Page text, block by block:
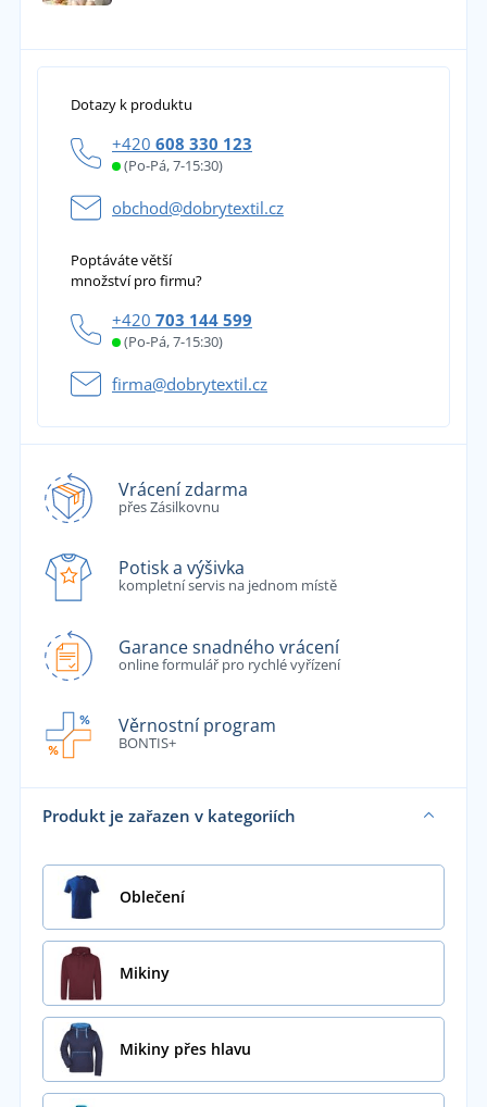
Dotazy k produktu
+420 608 330 123
(Po-Pá, 7-15:30)
obchod@dobrytextil.cz
Poptáváte větší
množství pro firmu?
+420 703 144 599
(Po-Pá, 7-15:30)
firma@dobrytextil.cz
Vrácení zdarma
přes Zásilkovnu
Potisk a výšivka
kompletní servis na jednom místě
Garance snadného vrácení
online formulář pro rychlé vyřízení
Věrnostní program
BONTIS+
Produkt je zařazen v kategoriích
Oblečení
Mikiny
Mikiny přes hlavu